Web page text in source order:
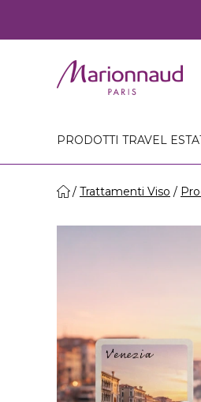
PRODOTTI TRAVEL
Trattamenti Viso